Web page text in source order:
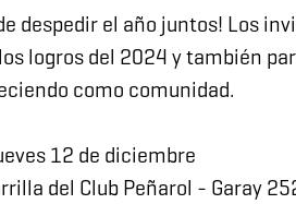
despedir el año juntos! Los
logros del 2024 y también
como comunidad.
12 de diciembre
del Club Peñarol - Garay